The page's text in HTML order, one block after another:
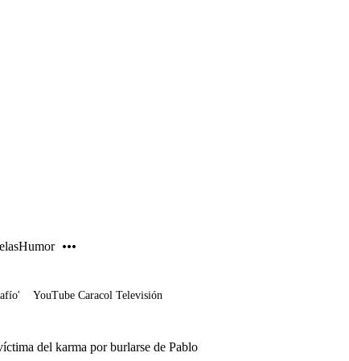
Humor
YouTube Caracol Televisión
del karma por burlarse de Pablo